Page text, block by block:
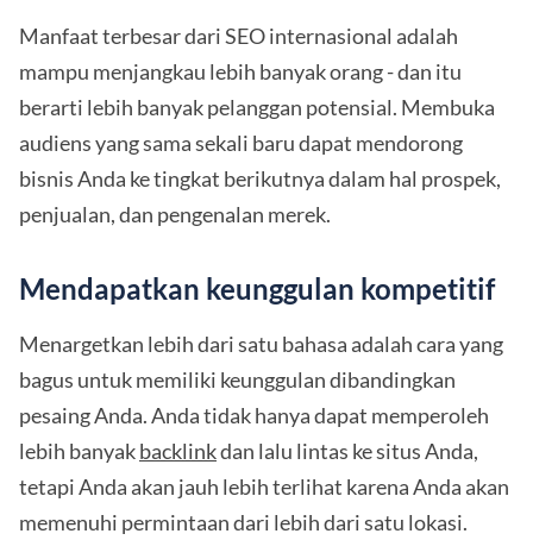
Manfaat terbesar dari SEO internasional adalah
mampu menjangkau lebih banyak orang - dan itu
berarti lebih banyak pelanggan potensial. Membuka
audiens yang sama sekali baru dapat mendorong
bisnis Anda ke tingkat berikutnya dalam hal prospek,
penjualan, dan pengenalan merek.
Mendapatkan keunggulan kompetitif
Menargetkan lebih dari satu bahasa adalah cara yang
bagus untuk memiliki keunggulan dibandingkan
pesaing Anda. Anda tidak hanya dapat memperoleh
lebih banyakbacklinkdan lalu lintas ke situs Anda,
tetapi Anda akan jauh lebih terlihat karena Anda akan
memenuhi permintaan dari lebih dari satu lokasi.